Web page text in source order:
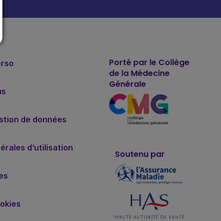
de données
d’utilisation
Porté par le Collège
de la Médecine
Générale
Soutenu par